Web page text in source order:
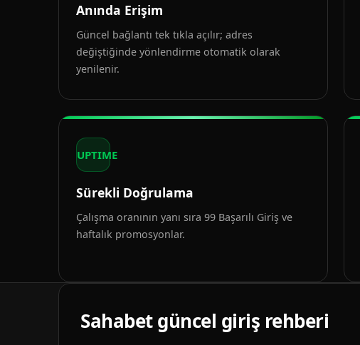
Anında Erişim
Güncel bağlantı tek tıkla açılır; adres
değiştiğinde yönlendirme otomatik olarak
yenilenir.
UPTIME
Sürekli Doğrulama
Çalışma oranının yanı sıra 99 Başarılı Giriş ve
haftalık promosyonlar.
Sahabet güncel giriş rehberi